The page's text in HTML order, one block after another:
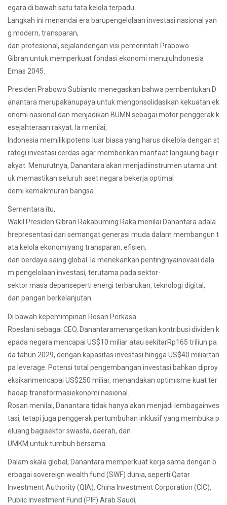
egara di bawah satu tata kelola terpadu.
Langkah ini menandai era barupengelolaan investasi nasional yan
g modern, transparan,
dan profesional, sejalandengan visi pemerintah Prabowo-
Gibran untuk memperkuat fondasi ekonomi menujuIndonesia
Emas 2045.
Presiden Prabowo Subianto menegaskan bahwa pembentukan D
anantara merupakanupaya untuk mengonsolidasikan kekuatan ek
onomi nasional dan menjadikan BUMN sebagai motor penggerak k
esejahteraan rakyat. Ia menilai,
Indonesia memilikipotensi luar biasa yang harus dikelola dengan st
rategi investasi cerdas agar memberikan manfaat langsung bagi r
akyat. Menurutnya, Danantara akan menjadiinstrumen utama unt
uk memastikan seluruh aset negara bekerja optimal
demi kemakmuran bangsa.
Sementara itu,
Wakil Presiden Gibran Rakabuming Raka menilai Danantara adala
hrepresentasi dari semangat generasi muda dalam membangun t
ata kelola ekonomiyang transparan, efisien,
dan berdaya saing global. Ia menekankan pentingnyainovasi dala
m pengelolaan investasi, terutama pada sektor-
sektor masa depanseperti energi terbarukan, teknologi digital,
dan pangan berkelanjutan.
Di bawah kepemimpinan Rosan Perkasa
Roeslani sebagai CEO, Danantaramenargetkan kontribusi dividen k
epada negara mencapai US$10 miliar atau sekitarRp165 triliun pa
da tahun 2029, dengan kapasitas investasi hingga US$40 miliartan
pa leverage. Potensi total pengembangan investasi bahkan diproy
eksikanmencapai US$250 miliar, menandakan optimisme kuat ter
hadap transformasiekonomi nasional.
Rosan menilai, Danantara tidak hanya akan menjadi lembagainves
tasi, tetapi juga penggerak pertumbuhan inklusif yang membuka p
eluang bagisektor swasta, daerah, dan
UMKM untuk tumbuh bersama.
Dalam skala global, Danantara memperkuat kerja sama dengan b
erbagai sovereign wealth fund (SWF) dunia, seperti Qatar
Investment Authority (QIA), China Investment Corporation (CIC),
Public Investment Fund (PIF) Arab Saudi,